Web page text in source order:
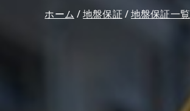
ホーム 地盤保証 地盤保証一覧